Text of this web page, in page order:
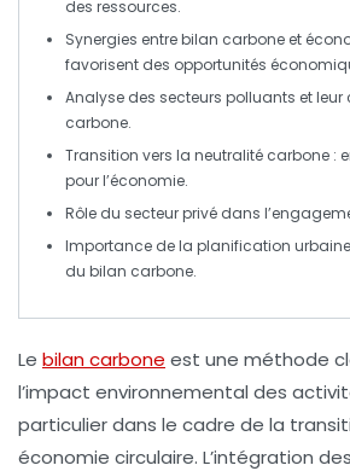
des ressources.
Synergies entrebilan carbone et
favorisent des opportunités
Analyse des secteurs polluants et
carbone.
Transition vers la neutralité carbone :
pour l’économie.
Rôle du secteur privé dans
Importance de la planification urbaine
du bilan carbone.
Le bilan carbone est une méthode
l’impact environnemental des
particulier dans le cadre de la
économie circulaire. L’intégration des